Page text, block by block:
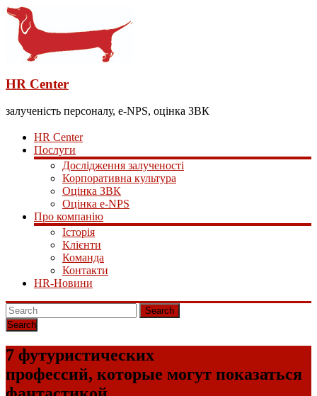
HR Center
залученість персоналу, e-NPS, оцінка ЗВК
HR Center
Послуги
Дослідження залученості
Корпоративна культура
Оцінка ЗВК
Оцінка e-NPS
Про компанію
Історія
Клієнти
Команда
Контакти
HR-Новини
Search
7 футуристических
профессий, которые могут показаться